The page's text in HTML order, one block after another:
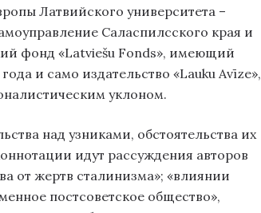
Латвийского университета –
Саласпилсского края и
фонд «Latviešu Fonds», имеющий
и само издательство «Lauku Avīze»,
уклоном.
над узниками, обстоятельства их
идут рассуждения авторов
от жертв сталинизма»; «влиянии
постсоветское общество»,